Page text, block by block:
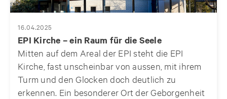
16.04.2025
EPI Kirche – ein Raum für die Seele
Mitten auf dem Areal der EPI steht die EPI
Kirche, fast unscheinbar von aussen, mit ihrem
Turm und den Glocken doch deutlich zu
erkennen. Ein besonderer Ort der Geborgenheit